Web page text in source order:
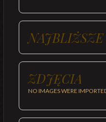
NAJBLIŻSZE
ZDJĘCIA
NO IMAGES WERE